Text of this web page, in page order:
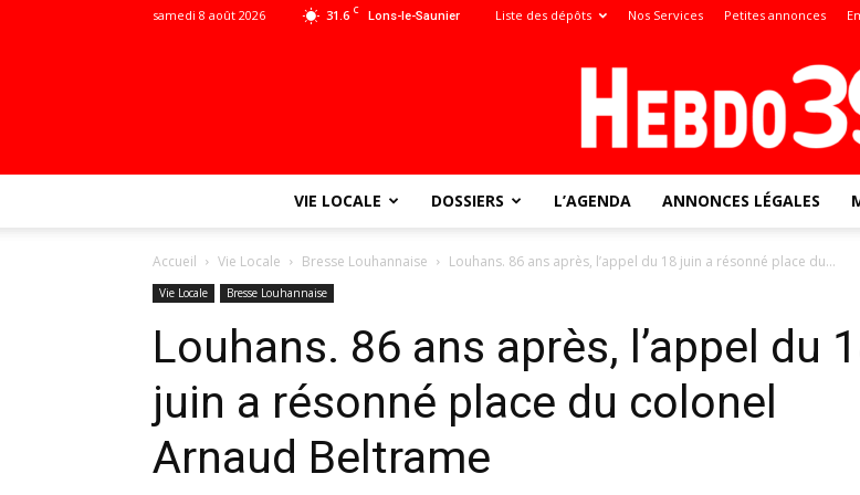
31.6 C Lons-le-Saunier
samedi 8 août 2026 Liste des dépôts Nos Services Petites annonces
VIE LOCALE DOSSIERS L’AGENDA ANNONCES LÉGALES
Accueil Vie Locale Bresse Louhannaise Louhans. 86 ans après, l’appel du 18 juin a résonné place du...
Vie Locale Bresse Louhannaise
Louhans. 86 ans après, l’appel du
juin a résonné place du colonel
Arnaud Beltrame